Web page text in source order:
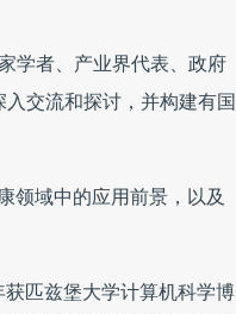
学者、产业界代表、政府
交流和探讨，并构建有国
领域中的应用前景，以及
匹兹堡大学计算机科学博